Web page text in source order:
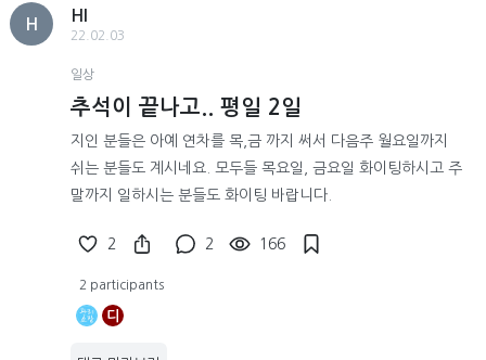
H
HI
22.02.03
일상
추석이 끝나고.. 평일 2일
지인 분들은 아예 연차를 목,금 까지 써서 다음주 월요일까지
쉬는 분들도 계시네요. 모두들 목요일, 금요일 화이팅하시고 주
말까지 일하시는 분들도 화이팅 바랍니다.
2 2 166
2 participants
디